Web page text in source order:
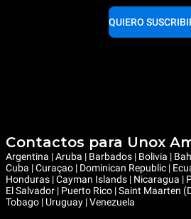
QUIERO
Contactos para Unox
Argentina | Aruba | Barbados | Bolivia |
Cuba | Curaçao | Dominican Republic |
Honduras | Cayman Islands | Nicaragua |
El Salvador | Puerto Rico | Saint Maarten
Tobago | Uruguay | Venezuela